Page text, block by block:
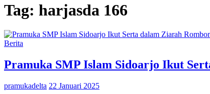
Tag: harjasda 166
Berita
Pramuka SMP Islam Sidoarjo Ikut
pramukadelta 22 Januari 2025